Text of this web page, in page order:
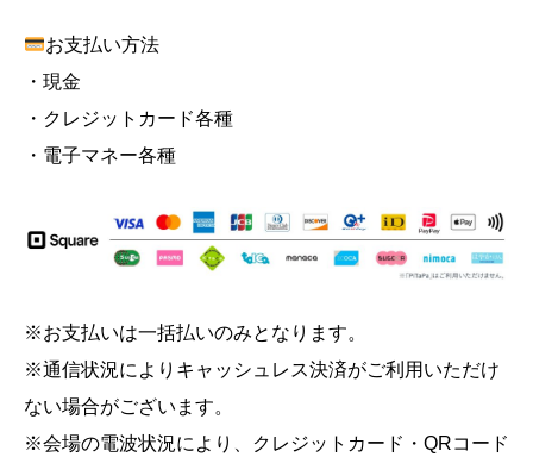
お支払い方法
・現金
・クレジットカード各種
・電子マネー各種
※お支払いは一括払いのみとなります。
※通信状況によりキャッシュレス決済がご利用いただけ
ない場合がございます。
※会場の電波状況により、クレジットカード・QRコード